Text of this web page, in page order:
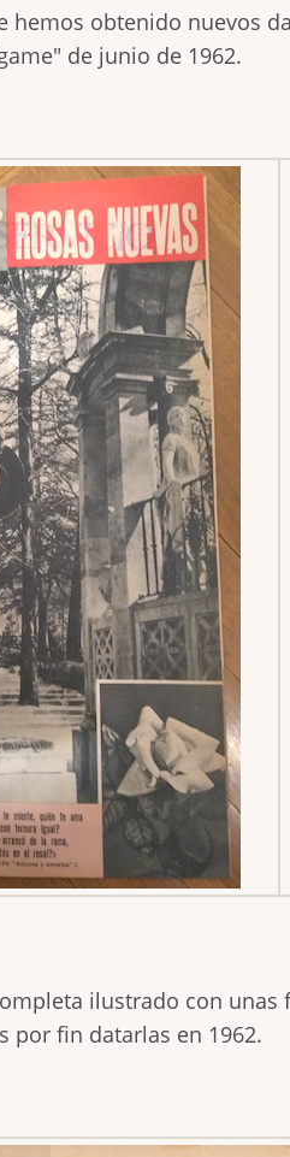
obtenido nuevos
de junio de 1962.
ilustrado con unas
por fin datarlas en 1962.